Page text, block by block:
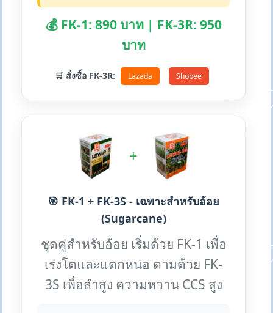
💰 FK-1: 890 บาท | FK-3R: 950
บาท
🛒 สั่งซื้อ FK-3R: Lazada Shopee
+
🎯 FK-1 + FK-3S - เฉพาะสำหรับอ้อย
(Sugarcane)
ชุดคู่สำหรับอ้อย เริ่มด้วย FK-1 เพื่อ
เร่งโตและแตกหน่อ ตามด้วย FK-
3S เพื่อลำสูง ความหวาน CCS สูง